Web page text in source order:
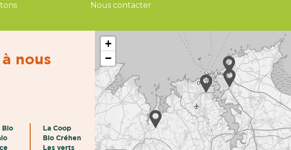
Nous contacter
nous
Bio
La Coop
Bio Créhen
Les verts
+
−